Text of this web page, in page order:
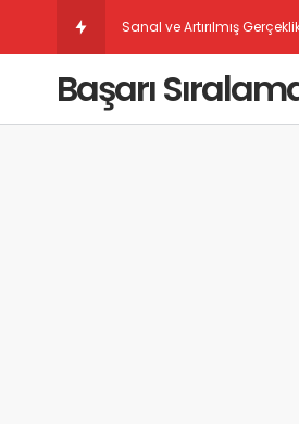
Sanal ve Artırılmış
Başarı